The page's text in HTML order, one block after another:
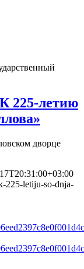
225-летию
дворце
225-letiju-so-dnja-